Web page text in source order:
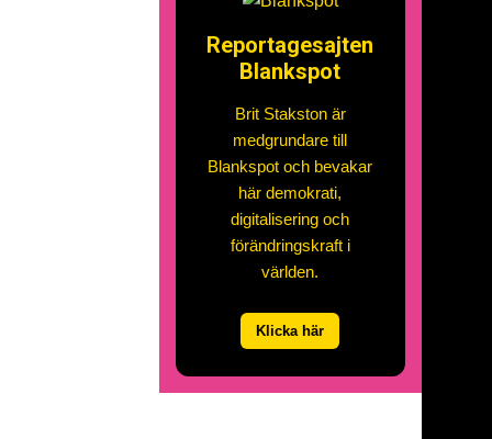
Reportagesajten
Blankspot
Brit Stakston är
medgrundare till
Blankspot och bevakar
här demokrati,
digitalisering och
förändringskraft i
världen.
Klicka här